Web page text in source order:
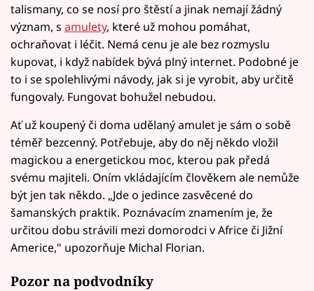
talismany, co se nosí pro štěstí a jinak nemají žádný
význam, s amulety, které už mohou pomáhat,
ochraňovat i léčit. Nemá cenu je ale bez rozmyslu
kupovat, i když nabídek bývá plný internet. Podobné je
to i se spolehlivými návody, jak si je vyrobit, aby určitě
fungovaly. Fungovat bohužel nebudou.
Ať už koupený či doma udělaný amulet je sám o sobě
téměř bezcenný. Potřebuje, aby do něj někdo vložil
magickou a energetickou moc, kterou pak předá
svému majiteli. Oním vkládajícím člověkem ale nemůže
být jen tak někdo. „Jde o jedince zasvěcené do
šamanských praktik. Poznávacím znamením je, že
určitou dobu strávili mezi domorodci v Africe či Jižní
Americe," upozorňuje Michal Florian.
Pozor na podvodníky